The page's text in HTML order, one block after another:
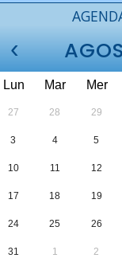
‹
Lun Mar Mer
27 28 29
3 4 5
10 11 12
17 18 19
24 25 26
31 1 2